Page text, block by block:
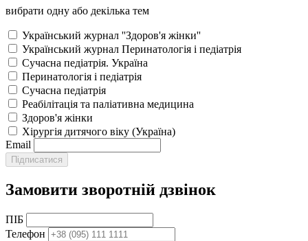
вибрати одну або декілька тем
Український журнал ''Здоров'я жінки''
Український журнал Перинатологія і педіатрія
Сучасна педіатрія. Україна
Перинатологія і педіатрія
Сучасна педіатрія
Реабілітація та паліативна медицина
Здоров'я жінки
Хірургія дитячого віку (Україна)
Email
Замовити зворотній дзвінок
ПІБ
Телефон